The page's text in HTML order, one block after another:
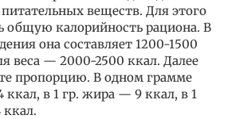
веществ. Для этого
общую калорийность рациона. В
она составляет 1200-1500
веса — 2000-2500 ккал. Далее
пропорцию. В одном грамме
ккал, в 1 гр. жира — 9 ккал, в 1
ккал.